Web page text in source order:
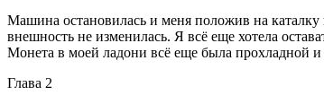
Машина остановилась и меня положив на каталку
внешность не изменилась. Я всё еще хотела
Монета в моей ладони всё еще была прохладной и
Глава 2